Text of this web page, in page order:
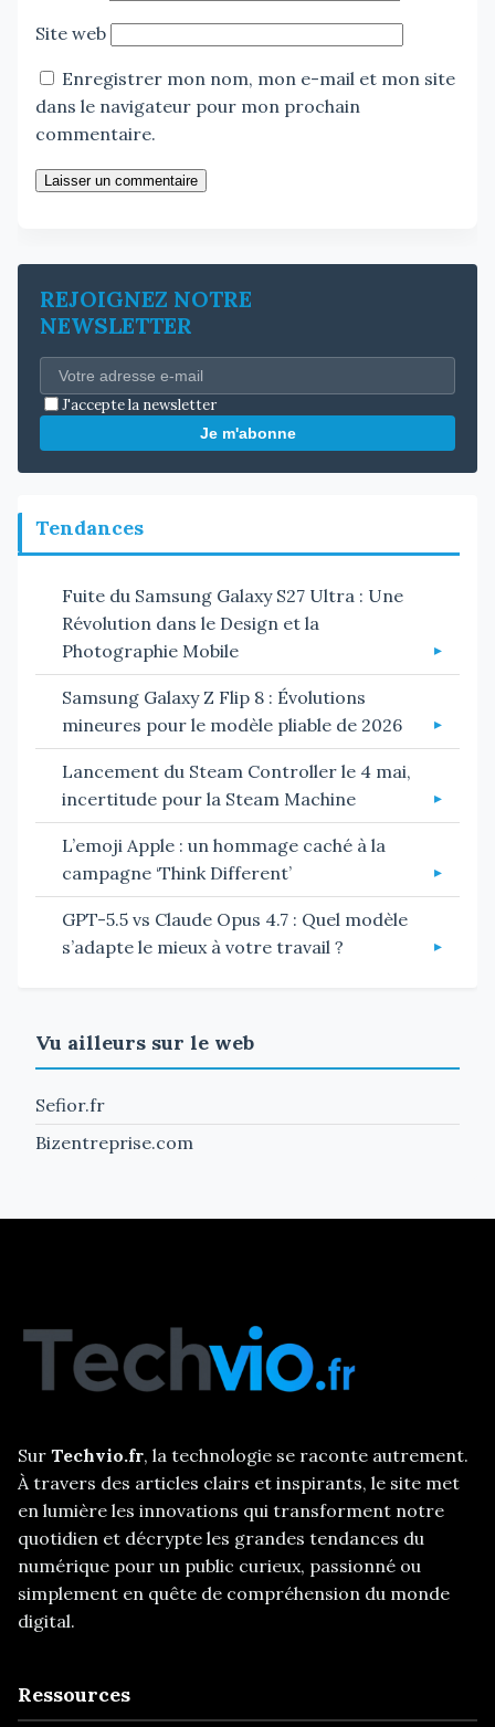
Site web
Enregistrer mon nom, mon e-mail et mon site
dans le navigateur pour mon prochain
commentaire.
Laisser un commentaire
REJOIGNEZ NOTRE
NEWSLETTER
J'accepte la newsletter
Je m'abonne
Tendances
Fuite du Samsung Galaxy S27 Ultra : Une
Révolution dans le Design et la
Photographie Mobile
Samsung Galaxy Z Flip 8 : Évolutions
mineures pour le modèle pliable de 2026
Lancement du Steam Controller le 4 mai,
incertitude pour la Steam Machine
L’emoji Apple : un hommage caché à la
campagne ‘Think Different’
GPT-5.5 vs Claude Opus 4.7 : Quel modèle
s’adapte le mieux à votre travail ?
Vu ailleurs sur le web
Sefior.fr
Bizentreprise.com
Sur Techvio.fr, la technologie se raconte autrement.
À travers des articles clairs et inspirants, le site met
en lumière les innovations qui transforment notre
quotidien et décrypte les grandes tendances du
numérique pour un public curieux, passionné ou
simplement en quête de compréhension du monde
digital.
Ressources